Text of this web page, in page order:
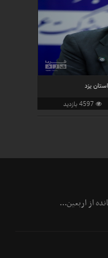
یزد
4597 بازدید
از اربعین...